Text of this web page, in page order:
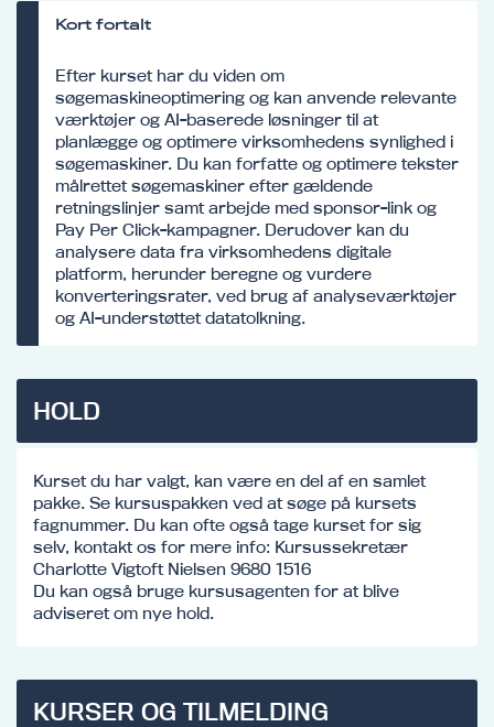
Kort fortalt
Efter kurset har du viden om
søgemaskineoptimering og kan anvende relevante
værktøjer og AI-baserede løsninger til at
planlægge og optimere virksomhedens synlighed i
søgemaskiner. Du kan forfatte og optimere tekster
målrettet søgemaskiner efter gældende
retningslinjer samt arbejde med sponsor-link og
Pay Per Click-kampagner. Derudover kan du
analysere data fra virksomhedens digitale
platform, herunder beregne og vurdere
konverteringsrater, ved brug af analyseværktøjer
og AI-understøttet datatolkning.
HOLD
Kurset du har valgt, kan være en del af en samlet
pakke. Se kursuspakken ved at søge på kursets
fagnummer. Du kan ofte også tage kurset for sig
selv, kontakt os for mere info: Kursussekretær
Charlotte Vigtoft Nielsen 9680 1516
Du kan også bruge kursusagenten for at blive
adviseret om nye hold.
KURSER OG TILMELDING